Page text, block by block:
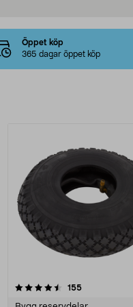
Öppet köp
365 dagar öppet köp
155recensioner
3.5 av 5 stjärnor